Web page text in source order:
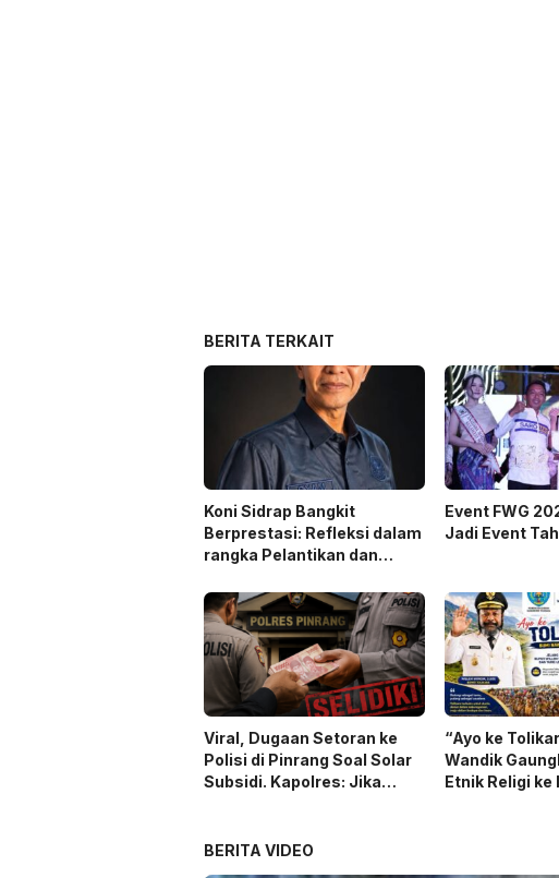
BERITA TERKAIT
Koni Sidrap Bangkit
Berprestasi: Refleksi dalam
rangka Pelantikan dan
Event FWG
Jadi Event
Viral, Dugaan Setoran ke
Polisi di Pinrang Soal Solar
Subsidi. Kapolres: Jika
“Ayo ke
Wandik
Etnik Religi ke
BERITA VIDEO